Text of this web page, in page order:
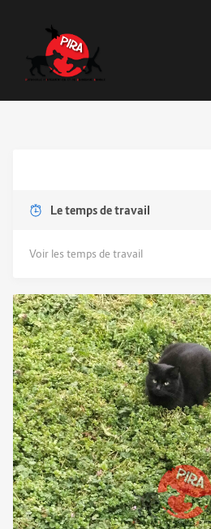
Le temps de travail
Voir les temps de travail